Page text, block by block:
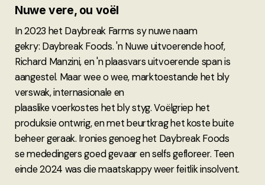
Nuwe vere, ou voël
In 2023 het Daybreak Farms sy nuwe naam
gekry: Daybreak Foods. 'n Nuwe uitvoerende hoof,
Richard Manzini, en 'n plaasvars uitvoerende span is
aangestel. Maar wee o wee, marktoestande het bly
verswak, internasionale en
plaaslike voerkostes het bly styg. Voëlgriep het
produksie ontwrig, en met beurtkrag het koste buite
beheer geraak. Ironies genoeg het Daybreak Foods
se mededingers goed gevaar en selfs gefloreer. Teen
einde 2024 was die maatskappy weer feitlik insolvent.